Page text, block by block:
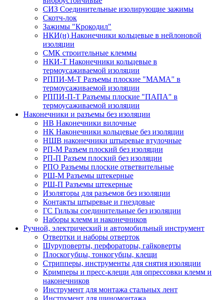
СИЗ Соединительные изолирующие зажимы
Скотч-лок
Зажимы "Крокодил"
НКИ(н) Наконечники кольцевые в нейлоновой
изоляции
СМК строительные клеммы
НКИ-Т Наконечники кольцевые в
термоусаживаемой изоляции
РППИ-М-Т Разъемы плоские "МАМА" в
термоусаживаемой изоляции
РППИ-П-Т Разъемы плоские "ПАПА" в
термоусаживаемой изоляции
Наконечники и разъемы без изоляции
НВ Наконечники вилочные
НК Наконечники кольцевые без изоляции
НШВ наконечники штыревые втулочные
РП-М Разъем плоский без изоляции
РП-П Разъем плоский без изоляции
РПО Разъемы плоские ответвительные
РШ-М Разъемы штекерные
РШ-П Разъемы штекерные
Изоляторы для разъемов без изоляции
Контакты штыревые и гнездовые
ГС Гильзы соединительные без изоляции
Наборы клемм и наконечников
Ручной, электрический и автомобильный инструмент
Отвертки и наборы отверток
Шуруповерты, перфораторы, гайковерты
Плоскогубцы, тонкогубцы, клещи
Стрипперы, инструменты для снятия изоляции
Кримперы и пресс-клещи для опрессовки клемм и
наконечников
Инструмент для монтажа стальных лент
Инструмент для шиномонтажа